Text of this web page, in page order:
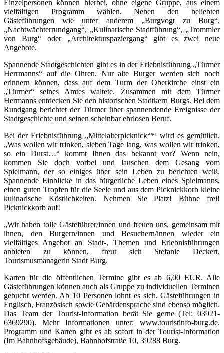
Einzelpersonen können hierbei, ohne eigene Gruppe, aus einem
vielfältigen Programm wählen. Neben den beliebten
Gästeführungen wie unter anderem „Burgvogt zu Burg“,
„Nachtwächterrundgang“, „Kulinarische Stadtführung“, „Trommler
von Burg“ oder „Architekturspaziergang“ gibt es zwei neue
Angebote.
Spannende Stadtgeschichten gibt es in der Erlebnisführung „Türmer
Herrmanns“ auf die Ohren. Nur alte Burger werden sich noch
erinnern können, dass auf dem Turm der Oberkirche einst ein
„Türmer“ seines Amtes waltete. Zusammen mit dem Türmer
Hermanns entdecken Sie den historischen Stadtkern Burgs. Bei dem
Rundgang berichtet der Türmer über spannendende Ereignisse der
Stadtgeschichte und seinen scheinbar ehrlosen Beruf.
Bei der Erlebnisführung „Mittelalterpicknick“*¹ wird es gemütlich.
„Was wollen wir trinken, sieben Tage lang, was wollen wir trinken,
so ein Durst…“ kommt Ihnen das bekannt vor? Wenn nein,
kommen Sie doch vorbei und lauschen dem Gesang vom
Spielmann, der so einiges über sein Leben zu berichten weiß.
Spannende Einblicke in das bürgerliche Leben eines Spielmanns,
einen guten Tropfen für die Seele und aus dem Picknickkorb kleine
kulinarische Köstlichkeiten. Nehmen Sie Platz! Bühne frei!
Picknickkorb auf!
„Wir haben tolle Gästeführer/innen und freuen uns, gemeinsam mit
ihnen, den Burgern/innen und Besuchern/innen wieder ein
vielfältiges Angebot an Stadt-, Themen und Erlebnisführungen
anbieten zu können, freut sich Stefanie Deckert,
Tourismusmanagerin Stadt Burg.
Karten für die öffentlichen Termine gibt es ab 6,00 EUR. Alle
Gästeführungen können auch als Gruppe zu individuellen Terminen
gebucht werden. Ab 10 Personen lohnt es sich. Gästeführungen in
Englisch, Französisch sowie Gebärdensprache sind ebenso möglich.
Das Team der Tourist-Information berät Sie gerne (Tel: 03921-
6369290). Mehr Informationen unter: www.touristinfo-burg.de.
Programm und Karten gibt es ab sofort in der Tourist-Information
(Im Bahnhofsgebäude), Bahnhofstraße 10, 39288 Burg.